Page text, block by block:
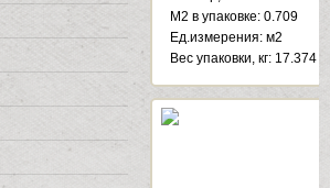
М2 в упаковке: 0.709
Ед.измерения: м2
Веc упаковки, кг: 17.374